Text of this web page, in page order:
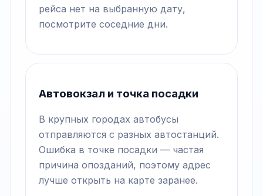
рейса нет на выбранную дату,
посмотрите соседние дни.
Автовокзал и точка посадки
В крупных городах автобусы
отправляются с разных автостанций.
Ошибка в точке посадки — частая
причина опозданий, поэтому адрес
лучше открыть на карте заранее.